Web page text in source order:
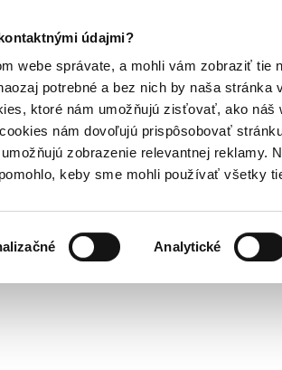
údajmi?
webe správate, a mohli vám zobraziť tie
potrebné a bez nich by naša stránka
ktoré nám umožňujú zisťovať, ako náš
nám dovoľujú prispôsobovať
zobrazenie relevantnej reklamy.
keby sme mohli používať všetky
Analytické